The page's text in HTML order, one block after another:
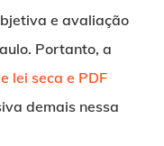
e avaliação
Portanto, a
lei seca e PDF
demais nessa